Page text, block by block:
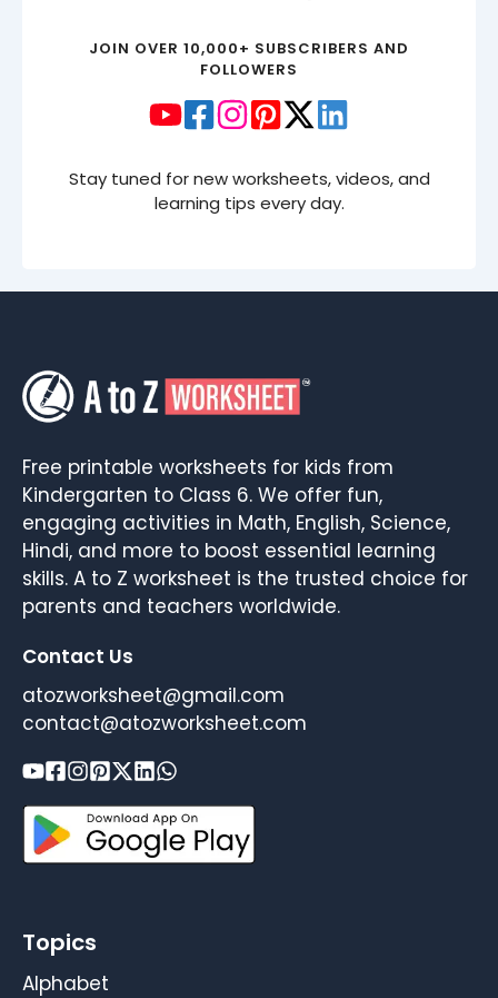
JOIN OVER 10,000+ SUBSCRIBERS AND
FOLLOWERS
Stay tuned for new worksheets, videos, and
learning tips every day.
Free printable worksheets for kids from
Kindergarten to Class 6. We offer fun,
engaging activities in Math, English, Science,
Hindi, and more to boost essential learning
skills. A to Z worksheet is the trusted choice for
parents and teachers worldwide.
Contact Us
atozworksheet@gmail.com
contact@atozworksheet.com
Topics
Alphabet